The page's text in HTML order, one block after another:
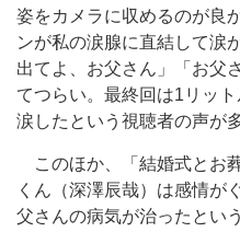
姿をカメラに収めるのが良
ンが私の涙腺に直結して涙
出てよ、お父さん」「お父
てつらい。最終回は1リッ
涙したという視聴者の声が
このほか、「結婚式とお
くん（深澤辰哉）は感情が
父さんの病気が治ったとい